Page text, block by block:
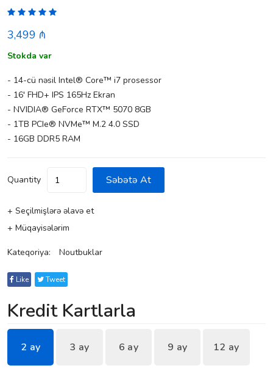
3,499 ₼
Stokda var
- 14-cü nəsil Intel® Core™ i7 prosessor
- 16' FHD+ IPS 165Hz Ekran
- NVIDIA® GeForce RTX™ 5070 8GB
- 1TB PCIe® NVMe™ M.2 4.0 SSD
- 16GB DDR5 RAM
Quantity Səbətə At
+ Seçilmişlərə əlavə et
+ Müqayisələrim
Kateqoriya: Noutbuklar
Like Tweet
Kredit Kartlarla
2 ay 3 ay 6 ay 9 ay 12 ay